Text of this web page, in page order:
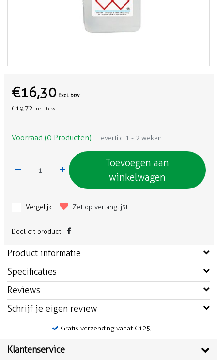
€16,30 Excl. btw
€19,72 Incl. btw
Voorraad (0 Producten) Levertijd 1 - 2 weken
Toevoegen aan
winkelwagen
Vergelijk Zet op verlanglijst
Deel dit product
Product informatie
Specificaties
Reviews
Schrijf je eigen review
Gratis verzending vanaf €125,-
Klantenservice